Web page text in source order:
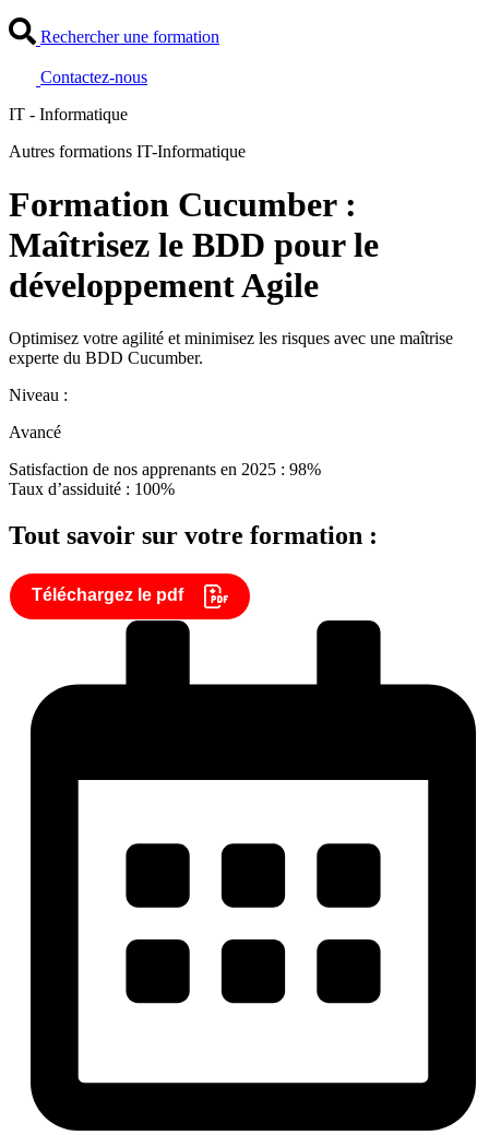
Rechercher une formation
Contactez-nous
IT - Informatique
Autres formations IT-Informatique
Formation Cucumber :
Maîtrisez le BDD pour le
développement Agile
Optimisez votre agilité et minimisez les risques avec une maîtrise
experte du BDD Cucumber.
Niveau :
Avancé
Satisfaction de nos apprenants en 2025 : 98%
Taux d’assiduité : 100%
Tout savoir sur votre formation :
Téléchargez le pdf